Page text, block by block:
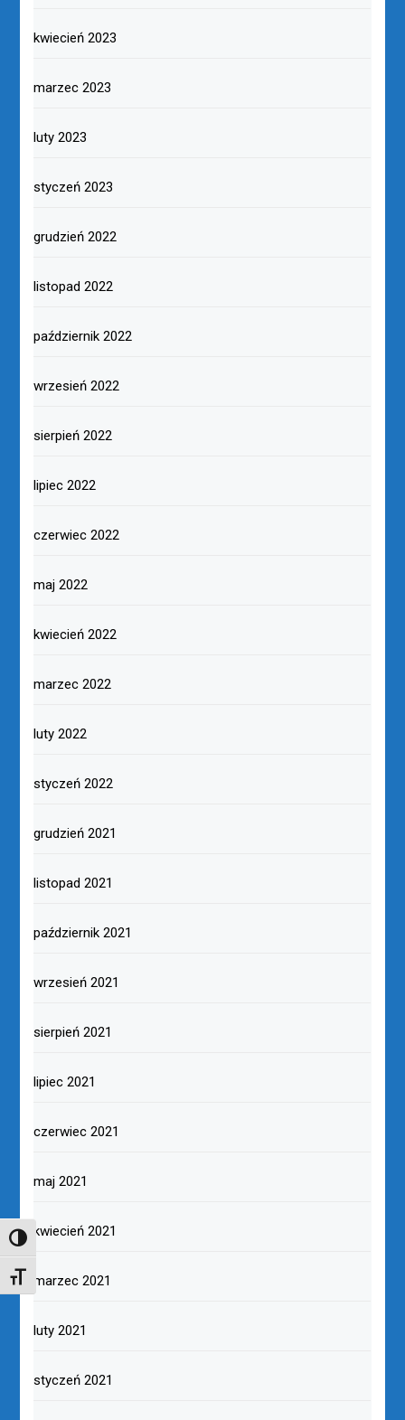
TOGGLE HIGH CONTRAST
TOGGLE FONT SIZE
kwiecień 2023
marzec 2023
luty 2023
styczeń 2023
grudzień 2022
listopad 2022
październik 2022
wrzesień 2022
sierpień 2022
lipiec 2022
czerwiec 2022
maj 2022
kwiecień 2022
marzec 2022
luty 2022
styczeń 2022
grudzień 2021
listopad 2021
październik 2021
wrzesień 2021
sierpień 2021
lipiec 2021
czerwiec 2021
maj 2021
kwiecień 2021
marzec 2021
luty 2021
styczeń 2021